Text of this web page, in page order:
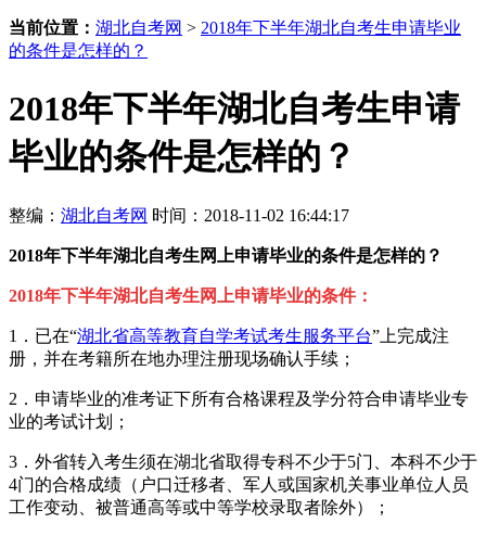
当前位置： 湖北自考网 > 2018年下半年湖北自考生申请毕业
的条件是怎样的？
2018年下半年湖北自考生申请
毕业的条件是怎样的？
整编： 湖北自考网 时间：2018-11-02 16:44:17
2018年下半年湖北自考生网上申请毕业的条件是怎样的？
2018年下半年湖北自考生网上申请毕业的条件：
1．已在“湖北省高等教育自学考试考生服务平台”上完成注
册，并在考籍所在地办理注册现场确认手续；
2．申请毕业的准考证下所有合格课程及学分符合申请毕业专
业的考试计划；
3．外省转入考生须在湖北省取得专科不少于5门、本科不少于
4门的合格成绩（户口迁移者、军人或国家机关事业单位人员
工作变动、被普通高等或中等学校录取者除外）；